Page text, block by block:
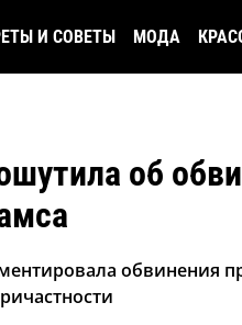
И СОВЕТЫ МОДА
об
обвинения